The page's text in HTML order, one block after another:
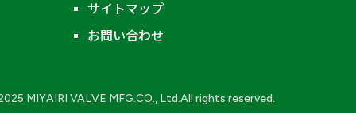
エクセスフローバルブ
サイトマップ
お問い合わせ
MIYAIRI VALVE MFG.CO., Ltd.All rights reserved.